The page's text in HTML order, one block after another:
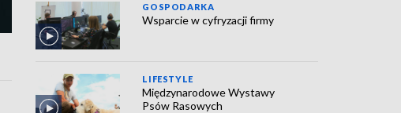
GOSPODARKA
Wsparcie w cyfryzacji firmy
LIFESTYLE
Międzynarodowe Wystawy
Psów Rasowych